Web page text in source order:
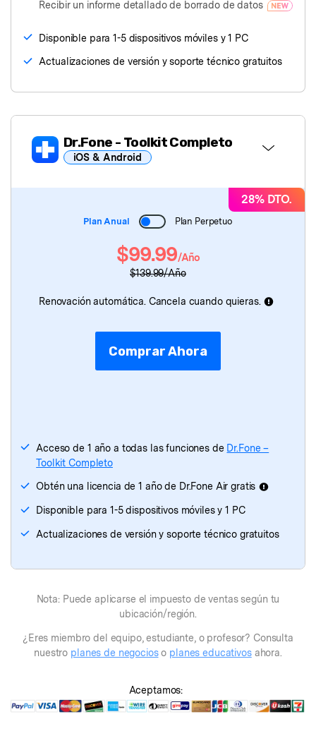
Recibir un informe detallado de borrado de datos
Disponible para 1-5 dispositivos móviles y 1 PC
Actualizaciones de versión y soporte técnico gratuitos
Dr.Fone - Toolkit Completo
iOS & Android
- Desbloqueo de Pantalla
- Reparación de Sistema
Dr.Fone- Ubicación Virtual
- Borrador de Datos
- Recuperación de Datos
Dr.Fone - Reparación de iTunes
28% DTO.
Plan Anual Plan Perpetuo
$99.99/Año
$139.99/Año
Renovación automática. Cancela cuando quieras.
Comprar Ahora
Acceso de 1 año a todas las funciones de Dr.Fone –
Toolkit Completo
Obtén una licencia de 1 año de Dr.Fone Air gratis
Disponible para 1-5 dispositivos móviles y 1 PC
Actualizaciones de versión y soporte técnico gratuitos
Nota: Puede aplicarse el impuesto de ventas según tu
ubicación/región.
¿Eres miembro del equipo, estudiante, o profesor? Consulta
nuestro planes de negocioso planes educativosahora.
Aceptamos: